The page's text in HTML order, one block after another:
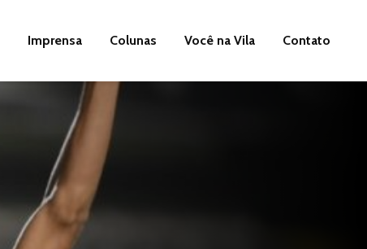
Imprensa Colunas Você na Vila Contato